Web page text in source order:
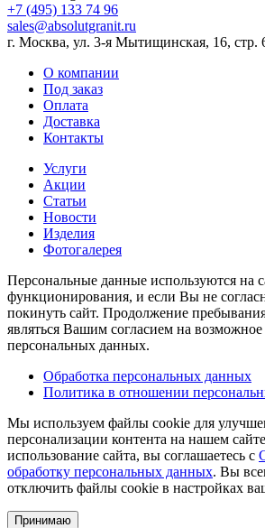
+7 (495) 133 74 96
sales@absolutgranit.ru
г. Москва, ул. 3-я Мытищинская, 16, стр.
О компании
Под заказ
Оплата
Доставка
Контакты
Услуги
Акции
Статьи
Новости
Изделия
Фотогалерея
Персональные данные используются на
функционирования, и если Вы не
покинуть сайт. Продолжение пребывания
являться Вашим согласием на возможное
персональных данных.
Обработка персональных данных
Политика в отношении
Мы используем файлы cookie для
персонализации контента на нашем
использование сайта, вы соглашаетесь с
обработку персональных данных. Вы
отключить файлы cookie в настройках
Принимаю